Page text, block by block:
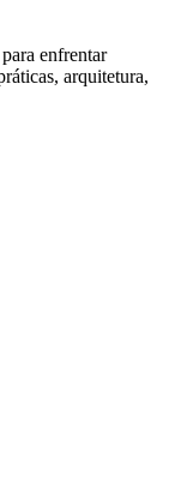
enfrentar
arquitetura,